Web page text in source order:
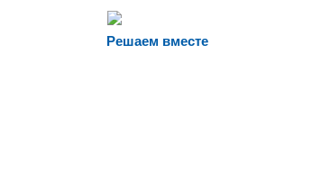
Решаем вместе